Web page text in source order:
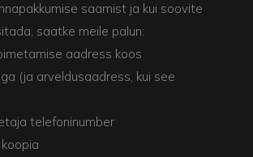
saamist ja kui soovite
saatke meile palun:
aadress koos
(ja arveldusaadress, kui see
telefoninumber